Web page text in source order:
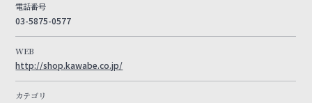
電話番号
03-5875-0577
WEB
http://shop.kawabe.co.jp/
カテゴリ